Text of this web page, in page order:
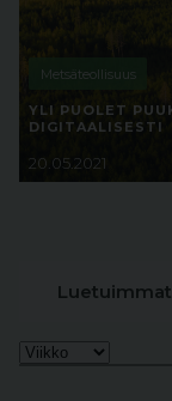
Metsäteollisuus
YLI PUOLET
DIGITAALISESTI
20.05.2021
Luetuimmat